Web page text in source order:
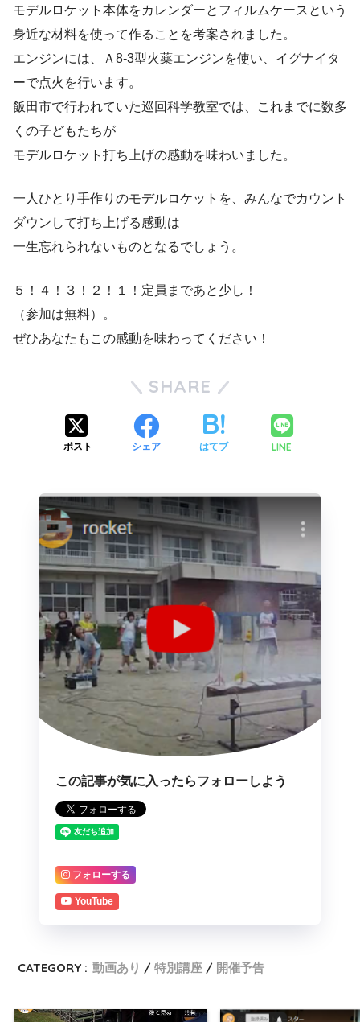
モデルロケット本体をカレンダーとフィルムケースという
身近な材料を使って作ることを考案されました。
エンジンには、Ａ8-3型火薬エンジンを使い、イグナイタ
ーで点火を行います。
飯田市で行われていた巡回科学教室では、これまでに数多
くの子どもたちが
モデルロケット打ち上げの感動を味わいました。
一人ひとり手作りのモデルロケットを、みんなでカウント
ダウンして打ち上げる感動は
一生忘れられないものとなるでしょう。
５！４！３！２！１！定員まであと少し！
（参加は無料）。
ぜひあなたもこの感動を味わってください！
SHARE
ポスト シェア はてブ LINE
この記事が気に入ったらフォローしよう
フォローする
YouTube
CATEGORY : 動画あり 特別講座 開催予告